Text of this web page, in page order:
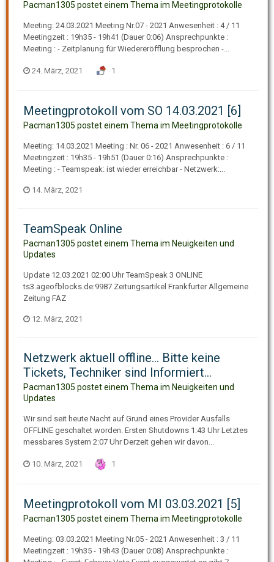
Pacman1305 postet einem Thema im Meetingprotokolle
Meeting: 24.03.2021 Meeting Nr.07 - 2021 Anwesenheit : 4 / 11
Meetingzeit : 19h35 - 19h41 (Dauer 0:06) Ansprechpunkte :
Meeting : - Zeitplanung für Wiedereröfflung besprochen -...
24. März, 2021 1
Meetingprotokoll vom SO 14.03.2021 [6]
Pacman1305 postet einem Thema im Meetingprotokolle
Meeting: 14.03.2021 Meeting : Nr. 06 - 2021 Anwesenheit : 6 / 11
Meetingzeit : 19h35 - 19h51 (Dauer 0:16) Ansprechpunkte :
Meeting : - Teamspeak: ist wieder erreichbar - Netzwerk:...
14. März, 2021
TeamSpeak Online
Pacman1305 postet einem Thema im Neuigkeiten und
Updates
Update 12.03.2021 02:00 Uhr TeamSpeak 3 ONLINE
ts3.ageofblocks.de:9987 Zeitungsartikel Frankfurter Allgemeine
Zeitung FAZ
12. März, 2021
Netzwerk aktuell offline... Bitte keine
Tickets, Techniker sind Informiert...
Pacman1305 postet einem Thema im Neuigkeiten und
Updates
Wir sind seit heute Nacht auf Grund eines Provider Ausfalls
OFFLINE geschaltet worden. Ersten Shutdowns 1:43 Uhr Letztes
messbares System 2:07 Uhr Derzeit gehen wir davon...
10. März, 2021 1
Meetingprotokoll vom MI 03.03.2021 [5]
Pacman1305 postet einem Thema im Meetingprotokolle
Meeting: 03.03.2021 Meeting Nr.05 - 2021 Anwesenheit : 3 / 11
Meetingzeit : 19h35 - 19h43 (Dauer 0:08) Ansprechpunkte :